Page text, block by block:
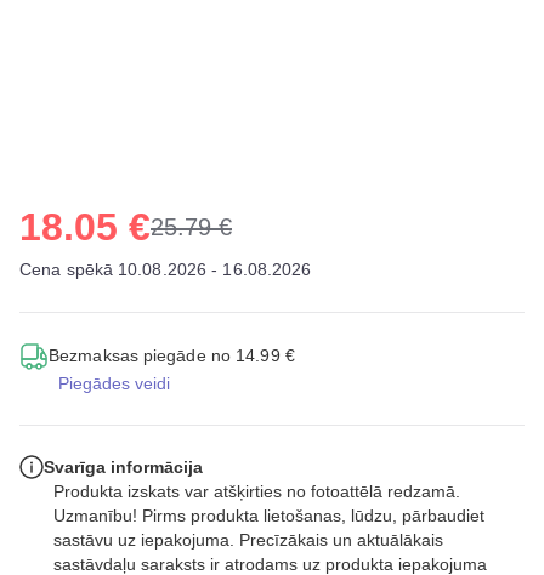
18.05 €25.79 €
Cena spēkā 10.08.2026 - 16.08.2026
Bezmaksas piegāde no 14.99 €
Piegādes veidi
Svarīga informācija
Produkta izskats var atšķirties no fotoattēlā redzamā.
Uzmanību! Pirms produkta lietošanas, lūdzu, pārbaudiet
sastāvu uz iepakojuma. Precīzākais un aktuālākais
sastāvdaļu saraksts ir atrodams uz produkta iepakojuma